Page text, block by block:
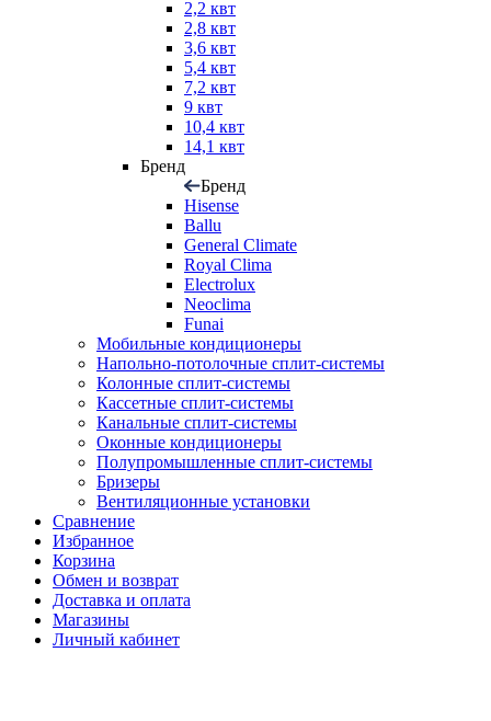
2,2 квт
2,8 квт
3,6 квт
5,4 квт
7,2 квт
9 квт
10,4 квт
14,1 квт
Бренд
Бренд
Hisense
Ballu
General Climate
Royal Clima
Electrolux
Neoclima
Funai
Мобильные кондиционеры
Напольно-потолоч​ные ​сплит-системы
Колонные ​​сплит-системы
Кассетные сплит-системы
Канальные сплит-системы
Оконные кондиционеры
Полупромышленные сплит-системы
Бризеры
Вентиляционные установки
Сравнение
Избранное
Корзина
Обмен и возврат
Доставка и оплата
Магазины
Личный кабинет